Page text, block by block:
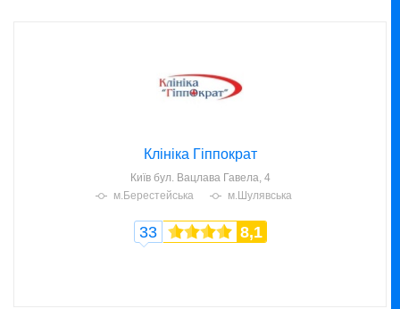
Клініка Гіппократ
Київ бул. Вацлава Гавела, 4
м.Берестейська
м.Шулявська
33 8,1